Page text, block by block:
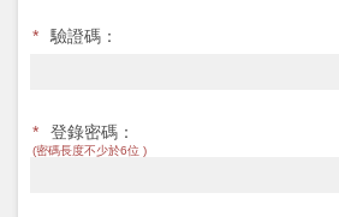
*
驗證碼：
* 登錄密碼：
(密碼長度不少於6位 )